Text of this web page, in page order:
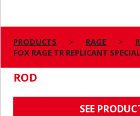
PRODUCTS RAGE
FOX RAGE TR REPLICANT
ROD
SEE